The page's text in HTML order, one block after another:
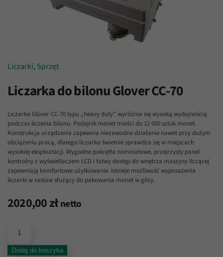
Liczarki, Sprzęt
Liczarka do bilonu Glover CC-70
Liczarka Glover CC-70 typu „heavy duty” wyróżnia się wysoką wydajnością
podczas liczenia bilonu. Podajnik monet mieści do 12 000 sztuk monet.
Konstrukcja urządzenia zapewnia niezawodne działanie nawet przy dużym
obciążeniu pracą, dlatego liczarka świetnie sprawdza się w miejscach
wysokiej eksploatacji. Wygodne pokrętła nominałowe, przejrzysty panel
kontrolny z wyświetlaczem LCD i łatwy dostęp do wnętrza maszyny liczącej
zapewniają komfortowe użytkowanie. Istnieje możliwość wyposażenia
liczarki w zestaw służący do pakowania monet w gilzy.
2020,00złnetto
Liczarka
do
Dodaj do koszyka